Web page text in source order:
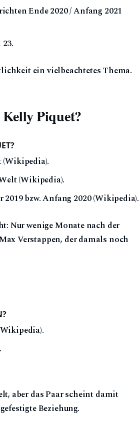
Ende 2020 / Anfang 2021
ein vielbeachtetes Thema.
Piquet?
(Wikipedia).
(Wikipedia).
bzw. Anfang 2020 (Wikipedia).
Nur wenige Monate nach der
Verstappen, der damals noch
aber das Paar scheint damit
Beziehung.